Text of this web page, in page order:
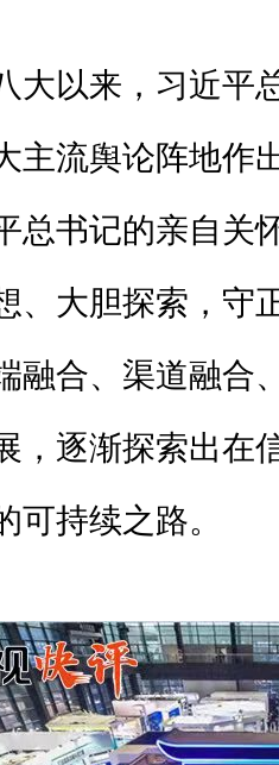
大以来，习近平
主流舆论阵地作
总书记的亲自关
、大胆探索，守
融合、渠道融合
，逐渐探索出在
可持续之路。